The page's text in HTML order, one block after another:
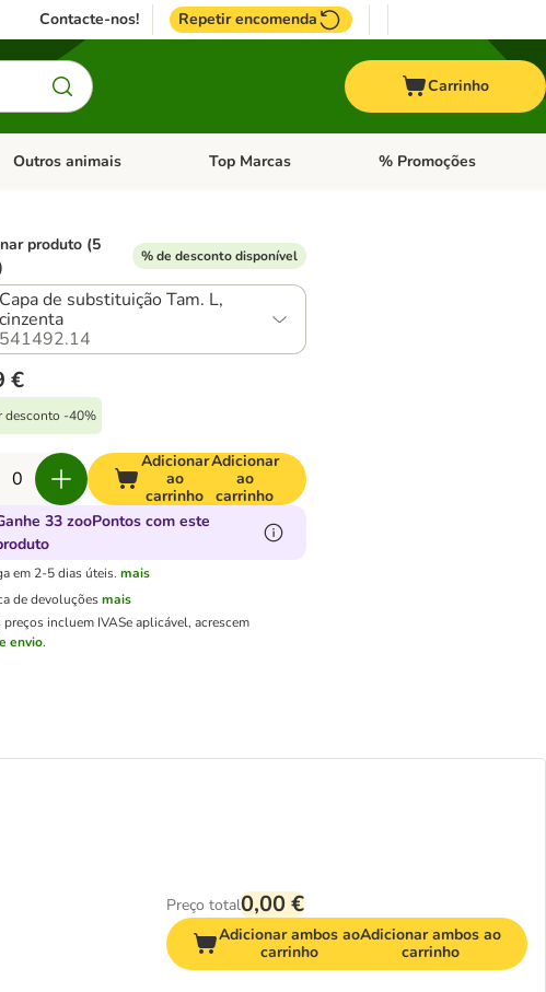
Contacte-nos! Repetir encomenda
Carrinho
Roedores
Abrir menu de categoria: Pássaros
Outros animais Abrir menu de categoria: Outros animais
Top Marcas Abrir menu de categoria:
% Promoções
produto (5
% de desconto disponível
Capa de substituição Tam. L,
cinzenta
541492.14
€
desconto -40%
Adicionar
ao
carrinho
Adicionar
ao
carrinho
33 zooPontos com este
em 2-5 dias úteis. mais
de devoluções mais
preços incluem IVASe aplicável, acrescem
envio.
Preço total0,00 €
Adicionar ambos ao
carrinho
Adicionar ambos ao
carrinho